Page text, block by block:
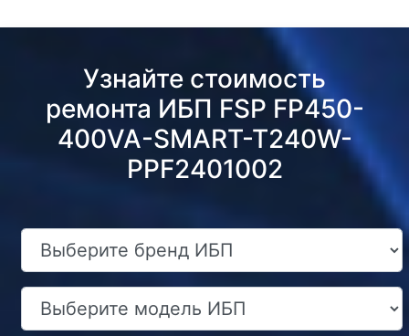
Узнайте стоимость
ремонта ИБП FSP FP450-
400VA-SMART-T240W-
PPF2401002